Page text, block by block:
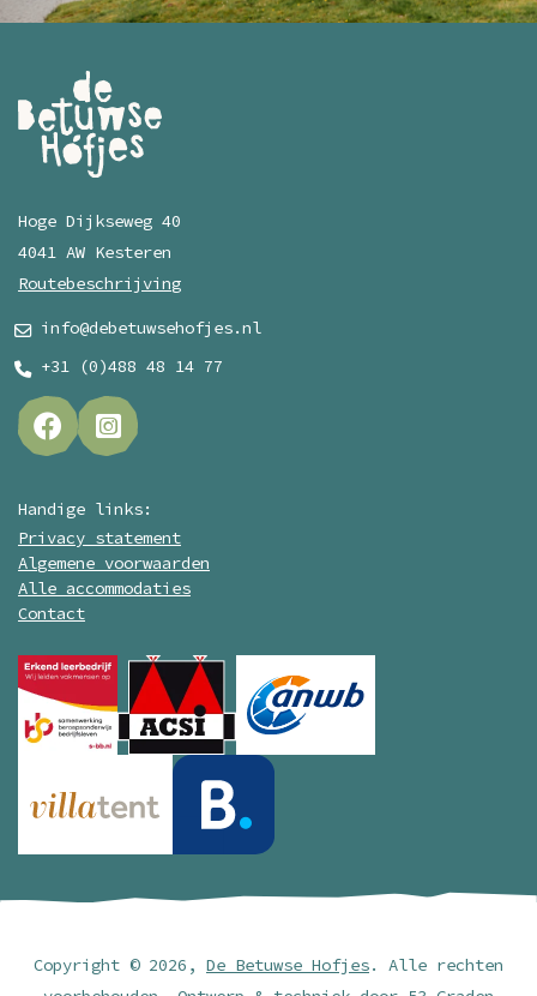
Hoge Dijkseweg 40
4041 AW Kesteren
Routebeschrijving
info@debetuwsehofjes.nl
+31 (0)488 48 14 77
Handige links:
Privacy statement
Algemene voorwaarden
Alle accommodaties
Contact
Copyright © 2026, De Betuwse Hofjes. Alle rechten